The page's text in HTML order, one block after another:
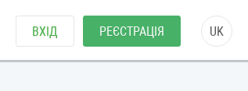
ВХІД РЕЄСТРАЦІЯ UK